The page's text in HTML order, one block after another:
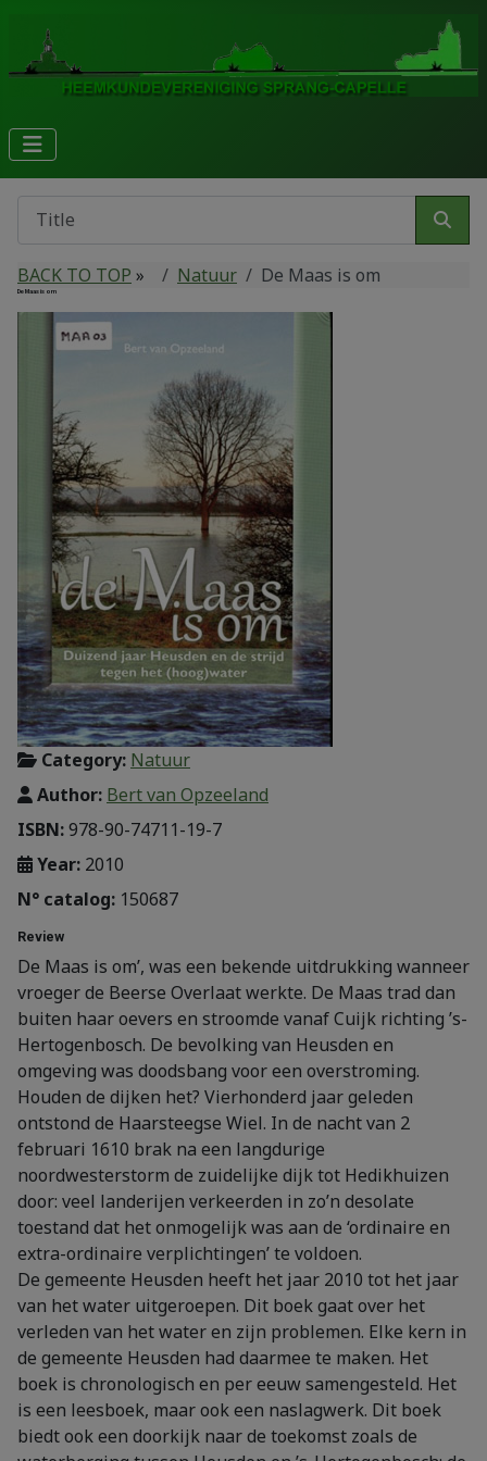
BACK TO TOP » Natuur De Maas is om
De Maas is om
Category: Natuur
Author: Bert van Opzeeland
ISBN:978-90-74711-19-7
Year: 2010
N° catalog: 150687
Review
De Maas is om’, was een bekende uitdrukking wanneer
vroeger de Beerse Overlaat werkte. De Maas trad dan
buiten haar oevers en stroomde vanaf Cuijk richting ’s-
Hertogenbosch. De bevolking van Heusden en
omgeving was doodsbang voor een overstroming.
Houden de dijken het? Vierhonderd jaar geleden
ontstond de Haarsteegse Wiel. In de nacht van 2
februari 1610 brak na een langdurige
noordwesterstorm de zuidelijke dijk tot Hedikhuizen
door: veel landerijen verkeerden in zo’n desolate
toestand dat het onmogelijk was aan de ‘ordinaire en
extra-ordinaire verplichtingen’ te voldoen.
De gemeente Heusden heeft het jaar 2010 tot het jaar
van het water uitgeroepen. Dit boek gaat over het
verleden van het water en zijn problemen. Elke kern in
de gemeente Heusden had daarmee te maken. Het
boek is chronologisch en per eeuw samengesteld. Het
is een leesboek, maar ook een naslagwerk. Dit boek
biedt ook een doorkijk naar de toekomst zoals de